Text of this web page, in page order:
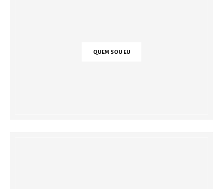
QUEM SOU EU